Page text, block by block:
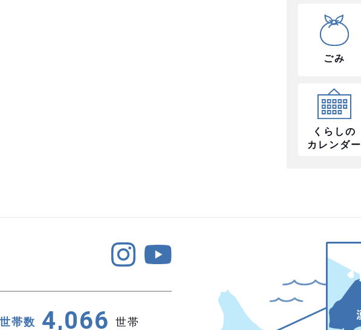
ごみ
くらしの
カレンダー
世帯数 4,066 世帯